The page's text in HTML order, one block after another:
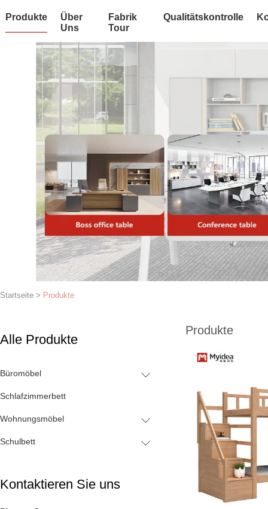
Produkte
Über
Uns
Fabrik
Tour
Qualitätskontrolle
Startseite > Produkte
Alle Produkte
Büromöbel
Schlafzimmerbett
Wohnungsmöbel
Schulbett
Kontaktieren Sie uns
Produkte